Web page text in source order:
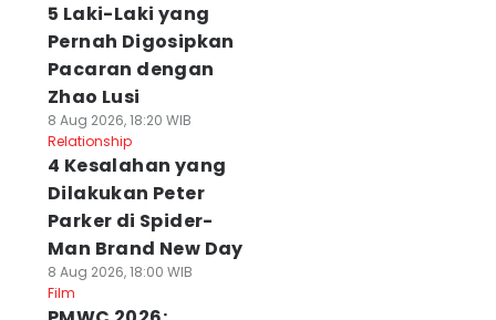
5 Laki-Laki yang
Pernah Digosipkan
Pacaran dengan
Zhao Lusi
8 Aug 2026, 18:20 WIB
Relationship
4 Kesalahan yang
Dilakukan Peter
Parker di Spider-
Man Brand New Day
8 Aug 2026, 18:00 WIB
Film